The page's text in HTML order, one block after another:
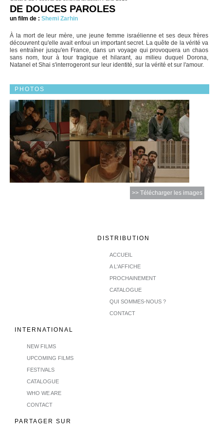
DE DOUCES PAROLES
un film de : Shemi Zarhin
À la mort de leur mère, une jeune femme israélienne et ses deux frères
découvrent qu'elle avait enfoui un important secret. La quête de la vérité va
les entraîner jusqu'en France, dans un voyage qui provoquera un chaos
sans nom, tour à tour tragique et hilarant, au milieu duquel Dorona,
Natanel et Shai s'interrogeront sur leur identité, sur la vérité et sur l'amour.
PHOTOS
>> Télécharger les images
DISTRIBUTION
ACCUEIL
A L'AFFICHE
PROCHAINEMENT
CATALOGUE
QUI SOMMES-NOUS ?
CONTACT
INTERNATIONAL
NEW FILMS
UPCOMING FILMS
FESTIVALS
CATALOGUE
WHO WE ARE
CONTACT
PARTAGER SUR